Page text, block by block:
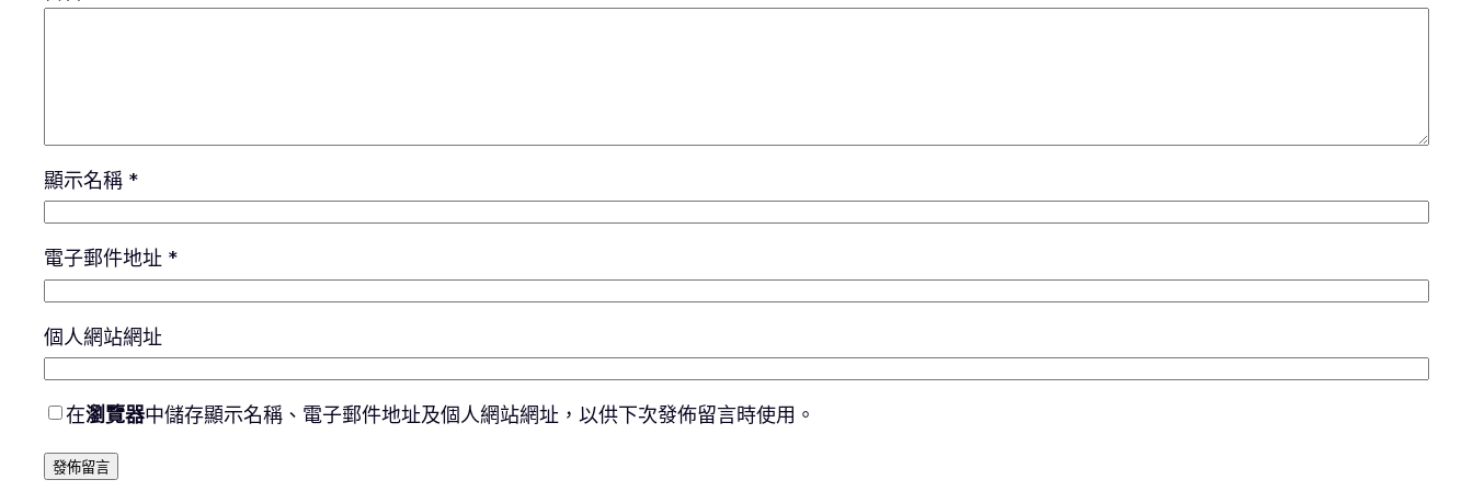
顯示名稱 *
電子郵件地址 *
個人網站網址
在瀏覽器中儲存顯示名稱、電子郵件地址及個人網站網址，以供下次發佈留言時使用。